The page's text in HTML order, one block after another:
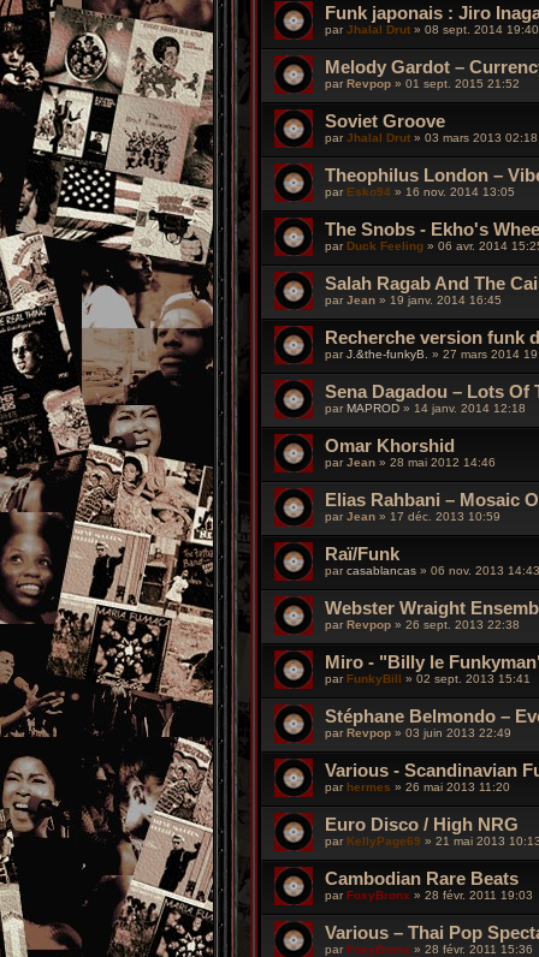
Funk japonais : Jiro
parJhalal Drut » 08 sept. 2014 19:40
Melody Gardot ‎–
par Revpop » 01 sept. 2015 21:52
Soviet Groove
parJhalal Drut » 03 mars 2013 02:18
Theophilus London –
par Esko94 » 16 nov. 2014 13:05
The Snobs - Ekho's
parDuck Feeling » 06 avr. 2014
Salah Ragab And The
par Jean » 19 janv. 2014 16:45
Recherche version funk
parJ.&the-funkyB. » 27 mars 2014
Sena Dagadou – Lots Of
par MAPROD » 14 janv. 2014 12:18
Omar Khorshid
parJean » 28 mai 2012 14:46
Elias Rahbani – Mosaic
par Jean » 17 déc. 2013 10:59
Raï/Funk
parcasablancas » 06 nov. 2013 14:43
Webster Wraight
par Revpop » 26 sept. 2013 22:38
Miro - "Billy le
parFunkyBill » 02 sept. 2013 15:41
Stéphane Belmondo –
par Revpop » 03 juin 2013 22:49
Various - Scandinavian
parhermes » 26 mai 2013 11:20
Euro Disco / High NRG
par KellyPage69 » 21 mai 2013 10:13
Cambodian Rare Beats
parFoxyBronx » 28 févr. 2011 19:03
Various – Thai Pop
par FoxyBronx » 28 févr. 2011 15:36